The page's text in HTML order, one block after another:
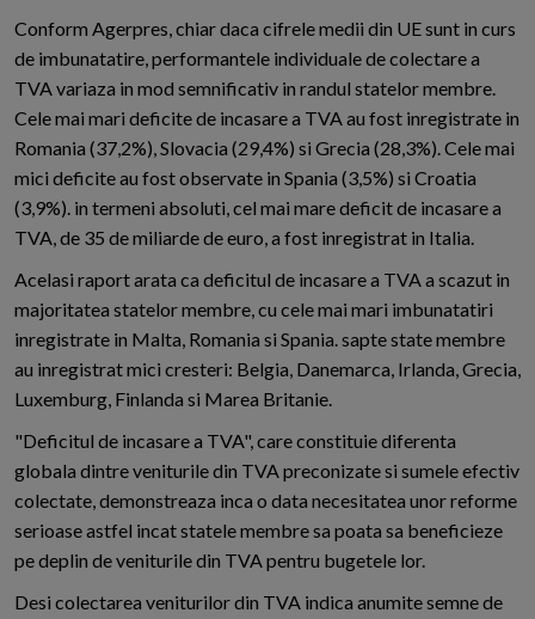
Conform Agerpres, chiar daca cifrele medii din UE sunt in curs
de imbunatatire, performantele individuale de colectare a
TVA variaza in mod semnificativ in randul statelor membre.
Cele mai mari deficite de incasare a TVA au fost inregistrate in
Romania (37,2%), Slovacia (29,4%) si Grecia (28,3%). Cele mai
mici deficite au fost observate in Spania (3,5%) si Croatia
(3,9%). in termeni absoluti, cel mai mare deficit de incasare a
TVA, de 35 de miliarde de euro, a fost inregistrat in Italia.
Acelasi raport arata ca deficitul de incasare a TVA a scazut in
majoritatea statelor membre, cu cele mai mari imbunatatiri
inregistrate in Malta, Romania si Spania. sapte state membre
au inregistrat mici cresteri: Belgia, Danemarca, Irlanda, Grecia,
Luxemburg, Finlanda si Marea Britanie.
"Deficitul de incasare a TVA", care constituie diferenta
globala dintre veniturile din TVA preconizate si sumele efectiv
colectate, demonstreaza inca o data necesitatea unor reforme
serioase astfel incat statele membre sa poata sa beneficieze
pe deplin de veniturile din TVA pentru bugetele lor.
Desi colectarea veniturilor din TVA indica anumite semne de